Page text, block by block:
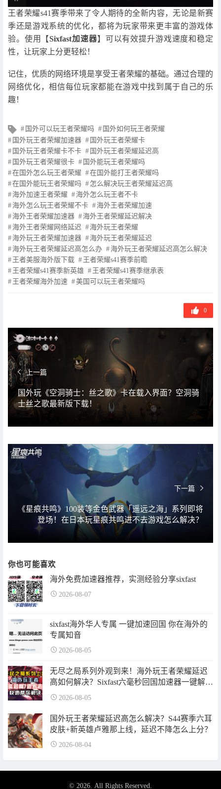
王者荣耀s41赛季带来了令人期待的全新内容，无论是新赛
季还是游戏系统的优化，都将为玩家带来更丰富的游戏体
验。使用【Sixfast加速器】可以有效提升游戏速度和稳定
性，让玩家上分更轻松！
记住，优质的网络环境是享受王者荣耀的基础。通过合理的
网络优化，相信每位玩家都能在游戏中找到属于自己的乐
趣！
文
章
标
签
国外可以玩王者荣耀吗
国外如何玩王者荣耀
国外玩王者荣耀加速器
国外玩王者荣耀卡
国外玩王者荣耀卡不卡
国外玩王者荣耀延迟高
国外玩王者荣耀很卡
国外能玩王者荣耀吗
在国外怎么玩王者荣耀
在国外能打王者荣耀吗
在国外能玩王者荣耀吗
怎么解决玩王者荣耀延迟高
海外加速王者荣耀
海外怎么玩王者不卡
海外怎么玩王者荣耀不卡
海外王者荣耀加速
海外王者荣耀加速器
海外王者荣耀延迟解决
海外王者荣耀网络延迟
海外玩王者荣耀
海外玩王者荣耀加速器
海外玩王者荣耀延迟
海外玩王者荣耀延迟高怎么办
海外玩王者荣耀延迟高怎么解决
王者美服海外版下载
王者荣耀s41赛季前瞻
王者荣耀s41赛季新英雄
王者荣耀s41赛季继承表
王者荣耀海外加速
美国可以玩王者荣耀吗
0
上一篇
国外玩《空洞骑士：丝之歌》卡在载入界面？空洞骑
士丝之歌最新版下载！
下一篇
《星痕共鸣》100装等金色武器「遥远之海」系列即将
登场！在日本玩星痕共鸣进不去游戏怎么解决？
你也可能喜欢
海外免费加速器推荐，实测经验分享sixfast
2026-08-07
sixfast海外华人专属 一键加速回国 你在海外的
专属知音
2026-08-05
无尽之局系列外观到来！海外玩王者荣耀延迟
高如何解决？Sixfast六毫秒回国加速器一键解
决！
2026-08-05
国外玩王者荣耀延迟高怎么解决？S44赛季六耳
皮肤+新英雄卢雅那上线，延迟不降怎么上分？
2026-08-04
© 2026. All Rights Reserved.